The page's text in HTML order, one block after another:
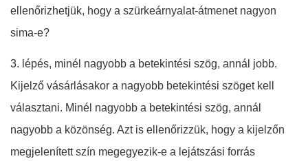
ellenőrizhetjük, hogy a szürkeárnyalat-átmenet nagyon
sima-e?
3. lépés, minél nagyobb a betekintési szög, annál jobb.
Kijelző vásárlásakor a nagyobb betekintési szöget kell
választani. Minél nagyobb a betekintési szög, annál
nagyobb a közönség. Azt is ellenőrizzük, hogy a kijelzőn
megjelenített szín megegyezik-e a lejátszási forrás